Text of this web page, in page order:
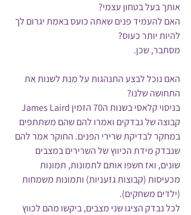
אותך בעל בטחון עצמי?
האם להעמיד פנים שאתה כועס באמת יגרום לך
להיות יותר כעוס?
מסתבר, שכן.
האם נוכל לבצע התנהגות על מנת לשנות את
התחושה שלנו?
קבוצה של נבדקים ואמרו להם שהם משתתפים
במחקר לבדיקת שרירי הפנים. החוקר אמר להם
שנבדק מידת הכיווץ של השרירים במצבים
שונים, ואז חשפו אותם לתמונות, תמונות
מכעיסות (קבוצות גזעניות) ותמונות משמחות
(ילדים משחקים).
לכל נבדק הציגו שני מצבים, ביקשו מהם לכווץ